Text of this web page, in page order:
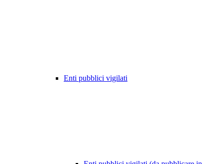
Enti pubblici vigilati